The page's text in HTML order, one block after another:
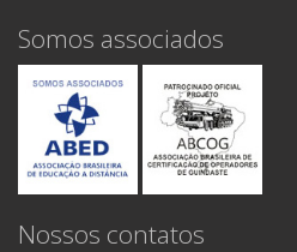
Somos associados
Nossos contatos